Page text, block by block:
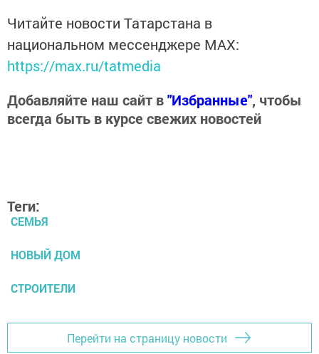
Читайте новости Татарстана в
национальном мессенджере MАХ:
https://max.ru/tatmedia
Добавляйте наш сайт в"Избранные", чтобы
всегда быть в курсе свежих новостей
Теги:
СЕМЬЯ
НОВЫЙ ДОМ
СТРОИТЕЛИ
Перейти на страницу новости